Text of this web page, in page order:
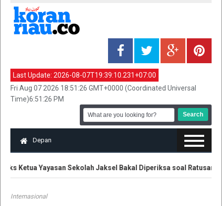
Last Update: 2026-08-07T19:39:10.231+07:00
Fri Aug 07 2026 18:51:26 GMT+0000 (Coordinated Universal
Time)6:51:26 PM
Depan
Ketua Yayasan Sekolah Jaksel Bakal Diperiksa soal Ratusan
Internasional